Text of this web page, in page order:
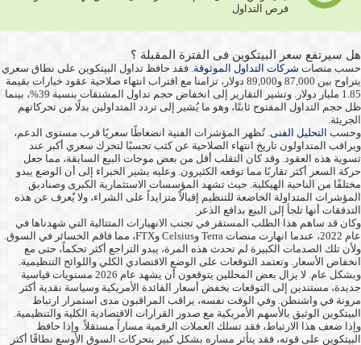
فرص التداول
هل سيرتفع سعر البيتكوين فى الفترة المقبلة ؟
حسب منصات شركات التداول الموثوقة. فقد حافظ تداول البيتكوين على نطاق سعري
يتراوح بين 87,000 و89,000 دولار، تزامنا مع اقتراب انتهاء صلاحية عقود خيارات بقيمة
1.85 مليار دولار. وتشير التقارير إلى انخفاض حجم تداول المشتقات بنسبة 39%، بينما
ظل حجم التداول المفتوح ثابتًا، وهو ما يُشير إلى تردد المتداولين بدلًا من تحركاتهم
الجريئة.
وحسب التحليل الفنى. تُظهر المؤشرات الفنية انضغاطًا سعريًا قرب مستوى الدعم،
ويراقب المتداولون تاريخ انتهاء الصلاحية عن كثب تحسبًا لتحرك سعري أكبر عند
تسوية هذه العقود. وقد كان التقلب أقل من بعض موجات البيع السابقة، مما جعل
حركة السعر أكثر تقاربًا مما توقعه الكثيرون. وعليه يشير الخبراء إلى أن الوضع يبدو
مختلفًا من الناحية الهيكلية. حيث تشهد المؤسسات الاستثمارية الكبرى وصناديق
المؤشرات المتداولة الخاضعة للتنظيم إقبالاً متزايداً على الشراء، ولا يُعرف عن هذه
التدفقات أنها تلجأ إلى البيع بدافع الذعر.
وكان قد ساهم هذا الطلب المستقر في تجنب الانهيارات المتتالية التي شهدناها في
عام 2022، عندما انهارت منصات Terra وCelsius وFTX، مما فاقم الخسائر في السوق.
ولأن تلك الصدمات الكبيرة لم تحدث هذه المرة، يبدو التراجع أكثر تحكماً، حتى مع
انخفاض الأسعار. وتعتمد التوقعات على الوضع الاقتصادي الكلي واللوائح التنظيمية.
وبشكل عام. لا يزال بعض المحللين يتوقعون أن يشهد عام 2026 مستويات قياسية
جديدة، مستندين إلى التوقعات بخفض أسعار الفائدة الأمريكية وسياسة نقدية أكثر
مرونة في واشنطن. وفي الوقت نفسه، يراقب المراقبون مدى استمرار ارتباط
البيتكوين الوثيق بالأسهم الأمريكية مع صدور القرارات الاقتصادية الكلية والتنظيمية.
وإذا ضعف هذا الارتباط، فقد تسلك العملات الرقمية مساراً مستقلاً. وإذا حافظ
البيتكوين على قوته، فقد يتأثر مساره بشكل كبير بتحركات السوق الأوسع نطاقًا أكثر